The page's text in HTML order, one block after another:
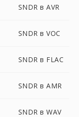
SNDR в AVR
SNDR в VOC
SNDR в FLAC
SNDR в AMR
SNDR в WAV